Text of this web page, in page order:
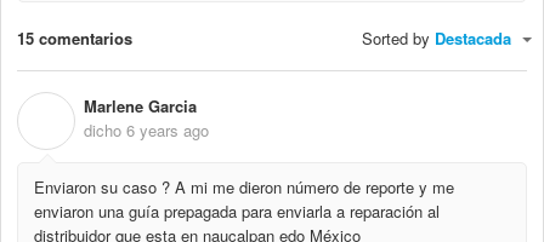
15 comentarios Sorted by Destacada
Marlene Garcia
dicho 6 years ago
Enviaron su caso ? A mi me dieron número de reporte y me
enviaron una guía prepagada para enviarla a reparación al
distribuidor que esta en naucalpan edo México